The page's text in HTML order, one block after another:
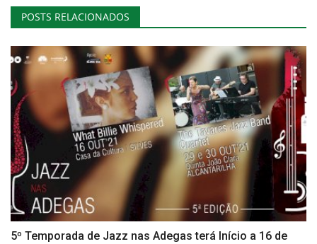
POSTS RELACIONADOS
5º Temporada de Jazz nas Adegas terá Início a 16 de